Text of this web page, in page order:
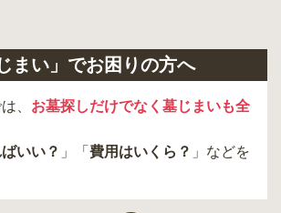
まい」でお困りの方へ
、 お墓探しだけでなく墓じまいも全
いい？ 」「 費用はいくら？ 」などを